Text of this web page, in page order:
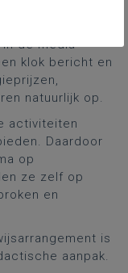
de media
klok bericht en
natuurlijk op.
activiteiten
Daardoor
op
ze zelf op
en
is
aanpak.